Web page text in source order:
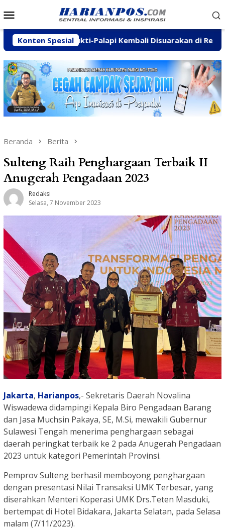
ke
Mobile
Konten Spesial
Palapi Kembali Disuarakan di Reses Mastulah
Beranda Berita
Sulteng Raih Penghargaan Terbaik II
Anugerah Pengadaan 2023
Redaksi
Selasa, 7 November 2023
Jakarta, Harianpos,- Sekretaris Daerah Novalina
Wiswadewa didampingi Kepala Biro Pengadaan Barang
dan Jasa Muchsin Pakaya, SE, M.Si, mewakili Gubernur
Sulawesi Tengah menerima penghargaan sebagai
daerah peringkat terbaik ke 2 pada Anugerah Pengadaan
2023 untuk kategori Pemerintah Provinsi.
Pemprov Sulteng berhasil memboyong penghargaan
dengan presentasi Nilai Transaksi UMK Terbesar, yang
diserahkan Menteri Koperasi UMK Drs.Teten Masduki,
bertempat di Hotel Bidakara, Jakarta Selatan, pada Selasa
malam (7/11/2023).